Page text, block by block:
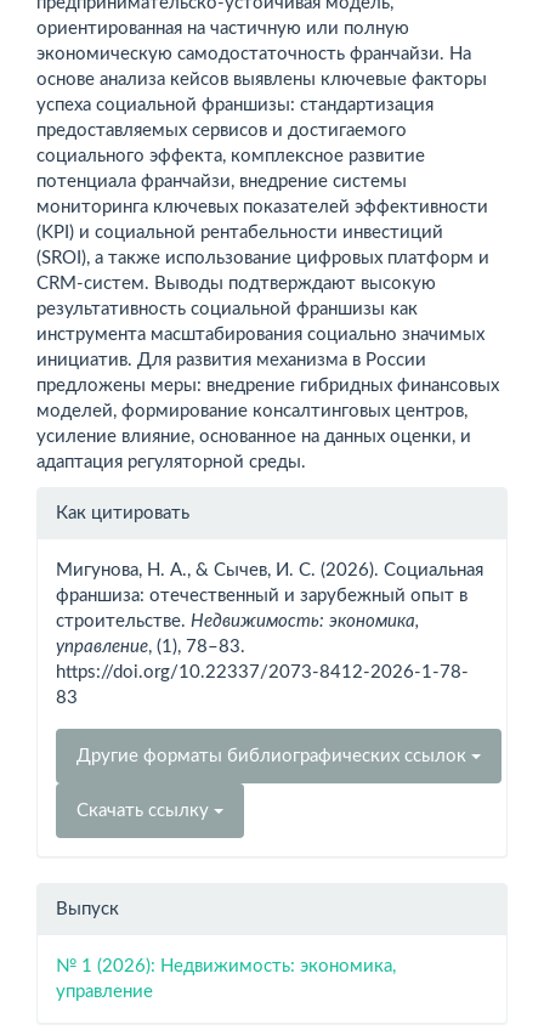
ориентированная на частичную или полную
экономическую само­достаточность франчайзи. На
основе анализа кейсов выявлены ключевые факторы
успеха социальной фран­шизы: стандартизация
предоставляемых сервисов и достигаемого
социального эффекта, комплексное развитие
потенциала франчайзи, внедрение системы
мониторинга ключевых показателей эффективности
(KPI) и социальной рентабельности инвестиций
(SROI), а также использование цифровых платформ и
CRM-систем. Выводы подтверждают высокую
результативность социальной франшизы как
инструмента масштабирования социально значимых
инициатив. Для развития механизма в России
предложены меры: внедрение гибридных финансовых
моделей, формирование консалтинговых центров,
усиление влияние, основанное на данных оценки, и
адаптация регуляторной среды.
Информация
Как цитировать
Мигунова, Н. А., & Сычев, И. С. (2026). Социальная
франшиза: отечественный и зарубежный опыт в
строительстве. Недвижимость: экономика,
управление, (1), 78–83.
https://doi.org/10.22337/2073-8412-2026-1-78-
83
Другие форматы библиографических ссылок
Скачать ссылку
Выпуск
№ 1 (2026): Недвижимость: экономика,
управление